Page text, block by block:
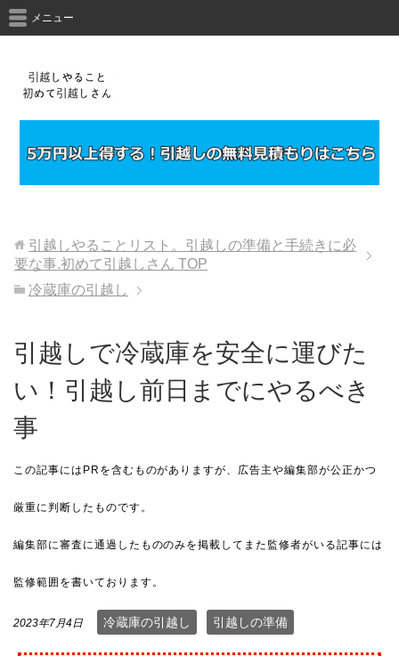
メニュー
引越しやることリスト。引越しの準備と手続きに必
要な事.初めて引越しさん TOP
冷蔵庫の引越し
引越しで冷蔵庫を安全に運びた
い！引越し前日までにやるべき
事
2023年7月4日 冷蔵庫の引越し 引越しの準備